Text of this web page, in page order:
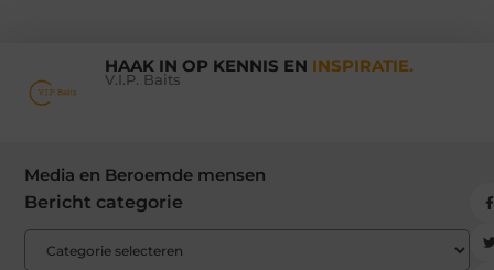
HAAK IN OP KENNIS EN INSPIRATIE.
V.I.P. Baits
Media en Beroemde mensen
Bericht categorie